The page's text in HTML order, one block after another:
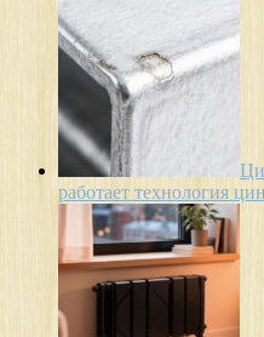
работает технология